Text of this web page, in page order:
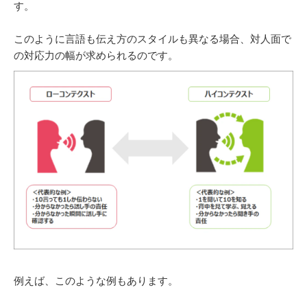
す。
このように言語も伝え方のスタイルも異なる場合、対人面で
の対応力の幅が求められるのです。
例えば、このような例もあります。